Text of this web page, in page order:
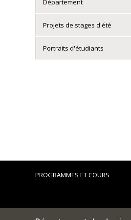
Département
Projets de stages d'été
Portraits d'étudiants
PROGRAMMES ET COURS